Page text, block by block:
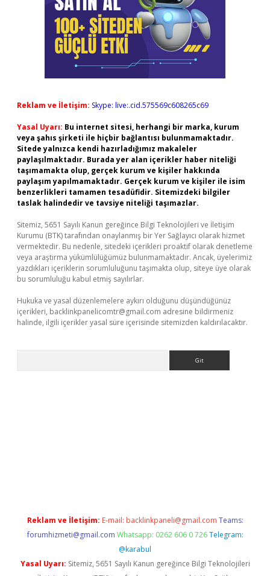
Reklam ve İletişim: Skype: live:.cid.575569c608265c69
Yasal Uyarı: Bu internet sitesi, herhangi bir marka, kurum
veya şahıs şirketi ile hiçbir bağlantısı bulunmamaktadır.
Sitede yalnızca kendi hazırladığımız makaleler
paylaşılmaktadır. Burada yer alan içerikler haber niteliği
taşımamakta olup, gerçek kurum ve kişiler hakkında
paylaşım yapılmamaktadır. Gerçek kurum ve kişiler ile isim
benzerlikleri tamamen tesadüfidir. Sitemizdeki bilgiler
taslak halindedir ve tavsiye niteliği taşımazlar.
Sitemiz, 5651 Sayılı Kanun gereğince Bilgi Teknolojileri ve İletişim
Kurumu (BTK) tarafından onaylanmış bir Yer Sağlayıcı olarak hizmet
vermektedir. Bu nedenle, sitedeki içerikleri proaktif olarak denetleme
veya araştırma yükümlülüğümüz bulunmamaktadır. Ancak, üyelerimiz
yazdıkları içeriklerin sorumluluğunu taşımakta olup, siteye üye olarak
bu sorumluluğu kabul etmiş sayılırlar.
Hukuka ve yasal düzenlemelere aykırı olduğunu düşündüğünüz
içerikleri, backlinkpanelicomtr@gmail.com adresine bildirmeniz
halinde, ilgili içerikler yasal süre içerisinde sitemizden kaldırılacaktır.
Reklam ve İletişim: E-mail: backlinkpaneli@gmail.com Teams:
forumhizmeti@gmail.com Whatsapp: 0262 606 0 726 Telegram:
@karabul
Yasal Uyarı: Sitemiz, 5651 Sayılı Kanun gereğince Bilgi Teknolojileri